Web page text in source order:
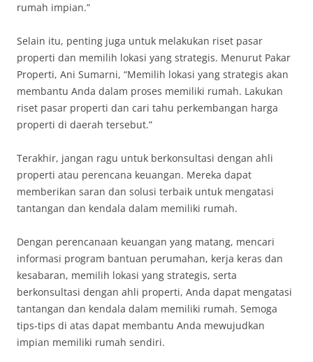
rumah impian.”
Selain itu, penting juga untuk melakukan riset pasar
properti dan memilih lokasi yang strategis. Menurut Pakar
Properti, Ani Sumarni, “Memilih lokasi yang strategis akan
membantu Anda dalam proses memiliki rumah. Lakukan
riset pasar properti dan cari tahu perkembangan harga
properti di daerah tersebut.”
Terakhir, jangan ragu untuk berkonsultasi dengan ahli
properti atau perencana keuangan. Mereka dapat
memberikan saran dan solusi terbaik untuk mengatasi
tantangan dan kendala dalam memiliki rumah.
Dengan perencanaan keuangan yang matang, mencari
informasi program bantuan perumahan, kerja keras dan
kesabaran, memilih lokasi yang strategis, serta
berkonsultasi dengan ahli properti, Anda dapat mengatasi
tantangan dan kendala dalam memiliki rumah. Semoga
tips-tips di atas dapat membantu Anda mewujudkan
impian memiliki rumah sendiri.